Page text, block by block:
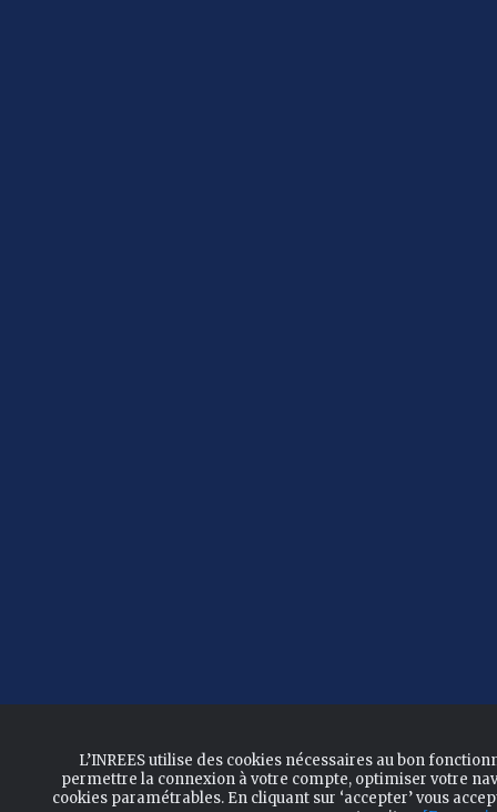
L’INREES utilise des cookies nécessaires au bon
permettre la connexion à votre compte, optimiser votre
cookies paramétrables. En cliquant sur ‘accepter’ vous